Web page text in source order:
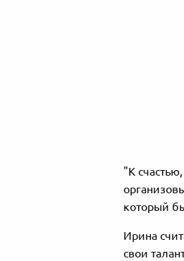
"К
который
Ирина
свои